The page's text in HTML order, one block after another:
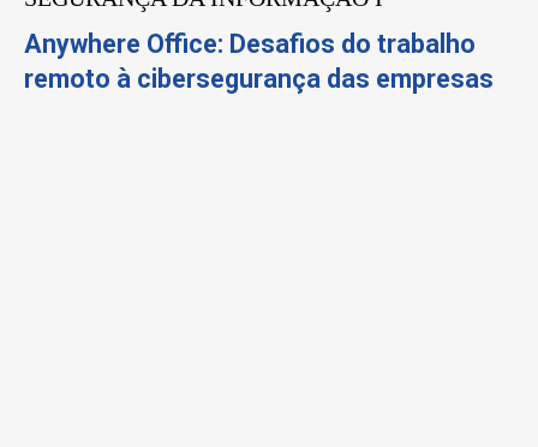
Anywhere Office: Desafios do trabalho
remoto à cibersegurança das empresas